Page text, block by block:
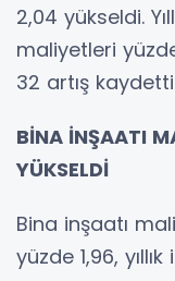
2,04 yükseldi.
maliyetleri
32 artış
BİNA İNŞAATI
YÜKSELDİ
Bina inşaatı
yüzde 1,96,